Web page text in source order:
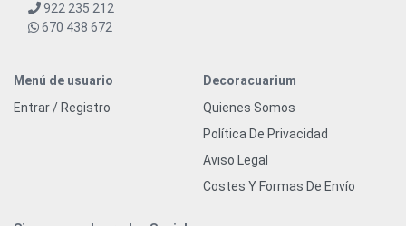
922 235 212
670 438 672
Menú de usuario
Entrar / Registro
Decoracuarium
Quienes Somos
Política De Privacidad
Aviso Legal
Costes Y Formas De Envío